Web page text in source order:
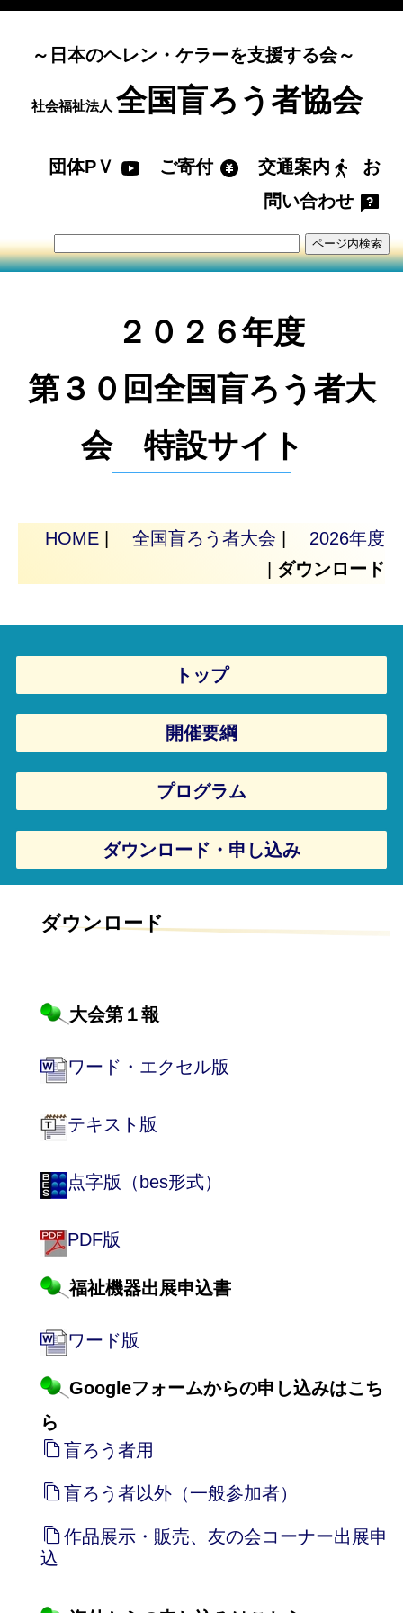
～日本のヘレン・ケラーを支援する会～
社会福祉法人 全国盲ろう者協会
団体PＶ ご寄付 交通案内
お
問い合わせ
２０２６年度
第３０回全国盲ろう者大
会 特設サイト
HOME 全国盲ろう者大会
2026年度
ダウンロード
トップ
開催要綱
プログラム
ダウンロード・申し込み
ダウンロード
大会第１報
ワード・エクセル版
テキスト版
点字版（bes形式）
PDF版
福祉機器出展申込書
ワード版
Googleフォームからの申し込みはこち
ら
盲ろう者用
盲ろう者以外（一般参加者）
作品展示・販売、友の会コーナー出展申
込